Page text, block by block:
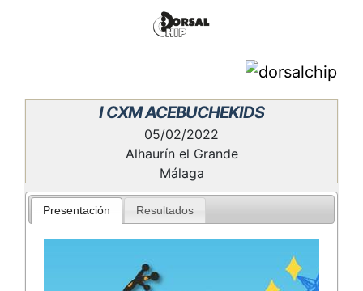
I CXM ACEBUCHEKIDS
05/02/2022
Alhaurín el Grande
Málaga
Presentación Resultados